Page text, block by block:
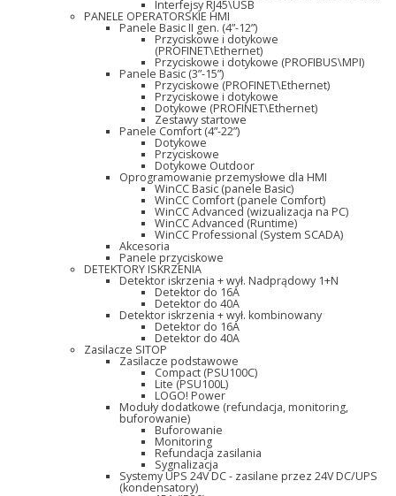
Interfejsy RJ45\USB
PANELE OPERATORSKIE HMI
Panele Basic II gen. (4”-12”)
Przyciskowe i dotykowe
(PROFINET\Ethernet)
Przyciskowe i dotykowe (PROFIBUS\MPI)
Panele Basic (3”-15”)
Przyciskowe (PROFINET\Ethernet)
Przyciskowe i dotykowe
Dotykowe (PROFINET\Ethernet)
Zestawy startowe
Panele Comfort (4”-22”)
Dotykowe
Przyciskowe
Dotykowe Outdoor
Oprogramowanie przemysłowe dla HMI
WinCC Basic (panele Basic)
WinCC Comfort (panele Comfort)
WinCC Advanced (wizualizacja na PC)
WinCC Advanced (Runtime)
WinCC Professional (System SCADA)
Akcesoria
Panele przyciskowe
DETEKTORY ISKRZENIA
Detektor iskrzenia + wył. Nadprądowy 1+N
Detektor do 16A
Detektor do 40A
Detektor iskrzenia + wył. kombinowany
Detektor do 16A
Detektor do 40A
Zasilacze SITOP
Zasilacze podstawowe
Compact (PSU100C)
Lite (PSU100L)
LOGO! Power
Moduły dodatkowe (refundacja, monitoring,
buforowanie)
Buforowanie
Monitoring
Refundacja zasilania
Sygnalizacja
Systemy UPS 24V DC - zasilane przez 24V DC/UPS
(kondensatory)